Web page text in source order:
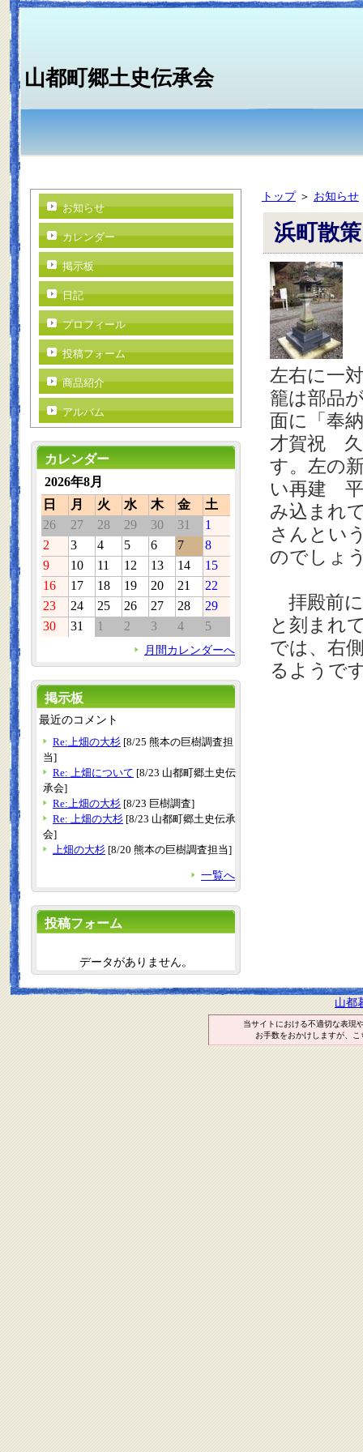
山都町郷土史伝承会
トップ＞ お知らせ
浜町散
左右に一
籠は部品
面に「奉
才賀祝 久
す。左の
い再建 平
み込まれ
さんとい
のでしょ
拝殿前に
と刻まれ
では、右
るようで
お知らせ
カレンダー
掲示板
日記
プロフィール
投稿フォーム
商品紹介
アルバム
カレンダー
2026年8月
日
月 火 水 木 金
土
26
27 28 29 30 31
1
2
3 4 5 6 7
8
9
10 11 12 13 14
15
16
17 18 19 20 21
22
23
24 25 26 27 28
29
30
31 1 2 3 4 5
月間カレンダーへ
掲示板
最近のコメント
Re:上畑の大杉 [8/25 熊本の巨樹調査担
当]
Re: 上畑について [8/23 山都町郷土史伝
承会]
Re:上畑の大杉 [8/23 巨樹調査]
Re: 上畑の大杉 [8/23 山都町郷土史伝承
会]
上畑の大杉 [8/20 熊本の巨樹調査担当]
一覧へ
投稿フォーム
データがありません。
山都
当サイトにおける不適切な表現
お手数をおかけしますが、こ